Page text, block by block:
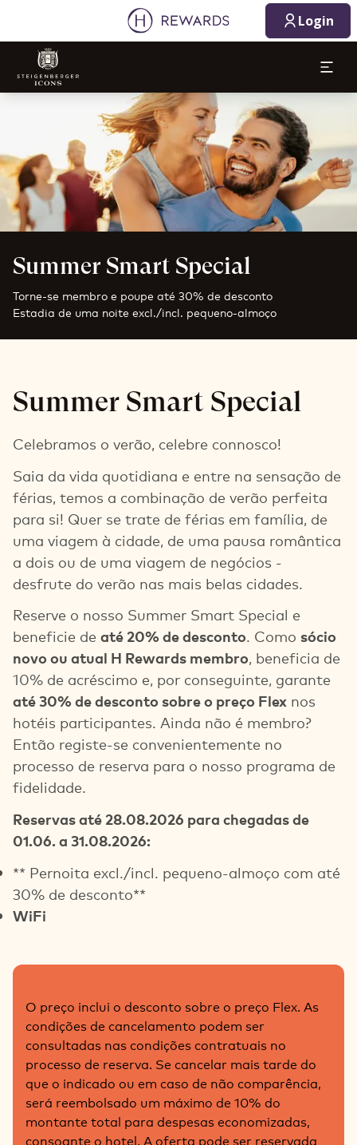
Login
Summer Smart Special
Torne-se membro e poupe até 30% de desconto
Estadia de uma noite excl./incl. pequeno-almoço
Summer Smart Special
Celebramos o verão, celebre connosco!
Saia da vida quotidiana e entre na sensação de
férias, temos a combinação de verão perfeita
para si! Quer se trate de férias em família, de
uma viagem à cidade, de uma pausa romântica
a dois ou de uma viagem de negócios -
desfrute do verão nas mais belas cidades.
Reserve o nosso Summer Smart Special e
beneficie de até 20% de desconto. Como sócio
novo ou atual H Rewards membro, beneficia de
10% de acréscimo e, por conseguinte, garante
até 30% de desconto sobre o preço Flex nos
hotéis participantes. Ainda não é membro?
Então registe-se convenientemente no
processo de reserva para o nosso programa de
fidelidade.
Reservas até 28.08.2026 para chegadas de
01.06. a 31.08.2026:
** Pernoita excl./incl. pequeno-almoço com até
30% de desconto**
WiFi
O preço inclui o desconto sobre o preço Flex. As
condições de cancelamento podem ser
consultadas nas condições contratuais no
processo de reserva. Se cancelar mais tarde do
que o indicado ou em caso de não comparência,
será reembolsado um máximo de 10% do
montante total para despesas economizadas,
consoante o hotel. A oferta pode ser reservada